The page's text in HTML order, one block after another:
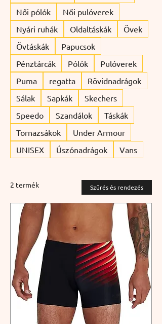
Női pólók
Női pulóverek
Nyári ruhák
Oldaltáskák
Övek
Övtáskák
Papucsok
Pénztárcák
Pólók
Pulóverek
Puma
regatta
Rövidnadrágok
Sálak
Sapkák
Skechers
Speedo
Szandálok
Táskák
Tornazsákok
Under Armour
UNISEX
Úszónadrágok Vans
2 termék Szűrés és rendezés